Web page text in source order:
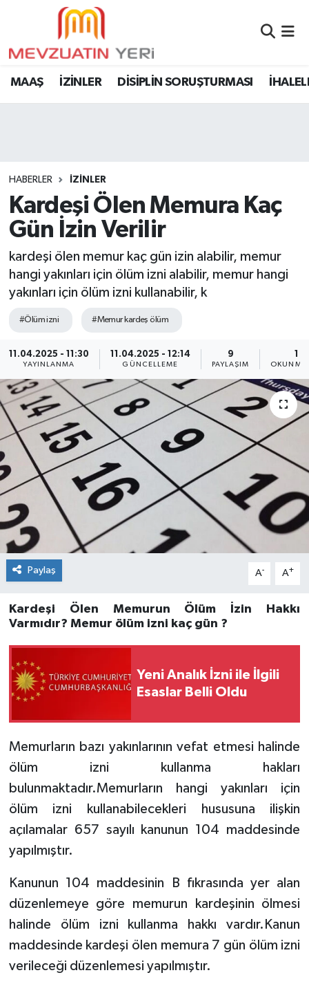
MAAŞ İZİNLER DİSİPLİN SORUŞTURMASI
HABERLER İZİNLER
Kardeşi Ölen Memura Kaç
Gün İzin Verilir
kardeşi ölen memur kaç gün izin alabilir, memur
hangi yakınları için ölüm izni alabilir, memur hangi
yakınları için ölüm izni kullanabilir, k
#Ölüm izni #Memur kardeş ölüm
11.04.2025 - 11:30
YAYINLANMA
11.04.2025 - 12:14
GÜNCELLEME
9
PAYLAŞIM OKUNMA
Paylaş A- A+
Kardeşi Ölen Memurun Ölüm İzin Hakkı
Varmıdır? Memur ölüm izni kaç gün ?
Yeni Analık İzni ile İlgili
Esaslar Belli Oldu
Memurların bazı yakınlarının vefat etmesi halinde
ölüm izni kullanma hakları
bulunmaktadır.Memurların hangi yakınları için
ölüm izni kullanabilecekleri hususuna ilişkin
açılamalar 657 sayılı kanunun 104 maddesinde
yapılmıştır.
Kanunun 104 maddesinin B fıkrasında yer alan
düzenlemeye göre memurun kardeşinin ölmesi
halinde ölüm izni kullanma hakkı vardır.Kanun
maddesinde kardeşi ölen memura 7 gün ölüm izni
verileceği düzenlemesi yapılmıştır.